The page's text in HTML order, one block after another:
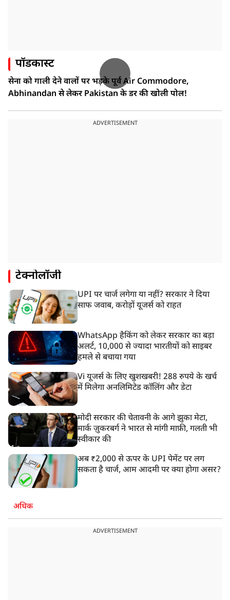
पॉडकास्ट
सेना को गाली देने वालों पर भड़के पूर्व Air Commodore,
Abhinandan से लेकर Pakistan के डर की खोली पोल!
ADVERTISEMENT
टेक्नोलॉजी
UPI पर चार्ज लगेगा या नहीं? सरकार ने दिया
साफ जवाब, करोड़ों यूजर्स को राहत
WhatsApp हैकिंग को लेकर सरकार का बड़ा
अलर्ट, 10,000 से ज्यादा भारतीयों को साइबर
हमले से बचाया गया
Vi यूजर्स के लिए खुशखबरी! 288 रुपये के खर्च
में मिलेगा अनलिमिटेड कॉलिंग और डेटा
मोदी सरकार की चेतावनी के आगे झुका मेटा,
मार्क ज़ुकरबर्ग ने भारत से मांगी माफ़ी, गलती भी
स्वीकार की
अब ₹2,000 से ऊपर के UPI पेमेंट पर लग
सकता है चार्ज, आम आदमी पर क्या होगा असर?
अधिक
ADVERTISEMENT